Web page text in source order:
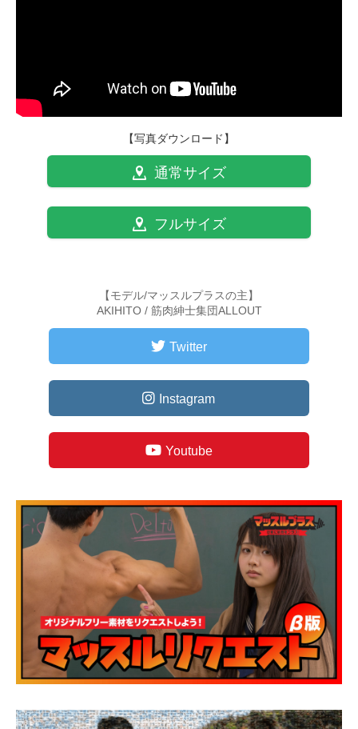
【写真ダウンロード】
通常サイズ
フルサイズ
【モデル/マッスルプラスの主】
AKIHITO / 筋肉紳士集団ALLOUT
Twitter
Instagram
Youtube